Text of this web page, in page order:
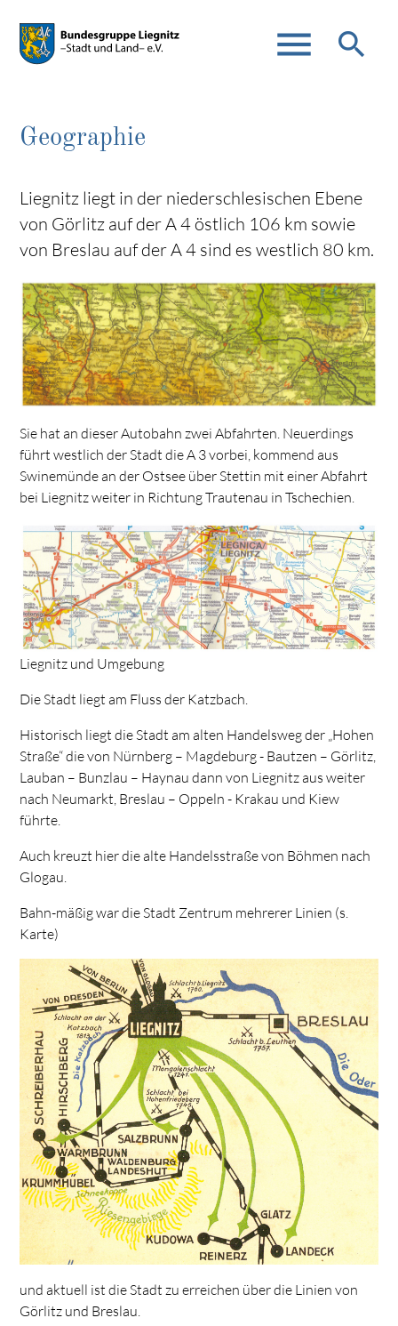
menu search
Suchbegriffe
Geographie
Liegnitz liegt in der niederschlesischen Ebene
von Görlitz auf der A 4 östlich 106 km sowie
von Breslau auf der A 4 sind es westlich 80 km.
Sie hat an dieser Autobahn zwei Abfahrten. Neuerdings
führt westlich der Stadt die A 3 vorbei, kommend aus
Swinemünde an der Ostsee über Stettin mit einer Abfahrt
bei Liegnitz weiter in Richtung Trautenau in Tschechien.
Liegnitz und Umgebung
Die Stadt liegt am Fluss der Katzbach.
Historisch liegt die Stadt am alten Handelsweg der „Hohen
Straße“ die von Nürnberg – Magdeburg - Bautzen – Görlitz,
Lauban – Bunzlau – Haynau dann von Liegnitz aus weiter
nach Neumarkt, Breslau – Oppeln - Krakau und Kiew
führte.
Auch kreuzt hier die alte Handelsstraße von Böhmen nach
Glogau.
Bahn-mäßig war die Stadt Zentrum mehrerer Linien (s.
Karte)
und aktuell ist die Stadt zu erreichen über die Linien von
Görlitz und Breslau.